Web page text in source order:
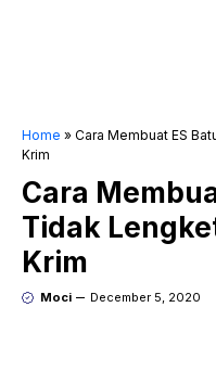
Home » Cara Membuat ES
Krim
Cara
Tidak
Krim
Moci December 5, 2020